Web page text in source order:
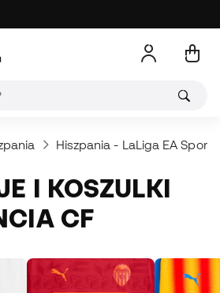
Hiszpania - LaLiga EA Sports
CF